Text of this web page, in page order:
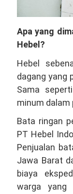
Apa yang
Hebel?
Hebel
dagang yang
Sama
minum dalam
Bata ringan
PT Hebel
Penjualan
Jawa Barat
biaya
warga yang